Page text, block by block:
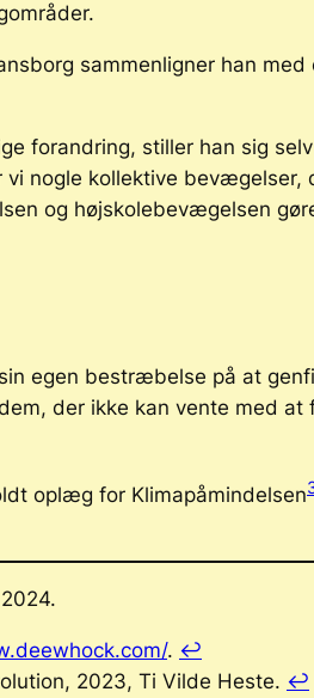
sammenligner han
forandring, stiller han sig
nogle kollektive bevægelser,
og højskolebevægelsen
egen bestræbelse på at
der ikke kan vente med
oplæg for Klimapåmindelsen
. ↩︎
, 2023, Ti Vilde Heste. ↩︎